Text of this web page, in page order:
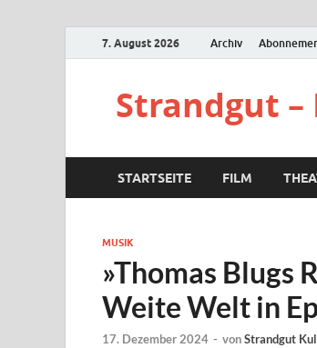
7. August 2026 Archiv
Strandgut
STARTSEITE FILM
MUSIK
»Thomas Blugs
Weite Welt in
17. Dezember 2024 - vonStrandgut